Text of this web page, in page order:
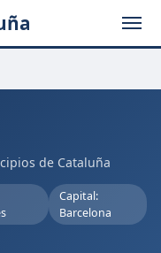
de Cataluña
Capital:
Barcelona